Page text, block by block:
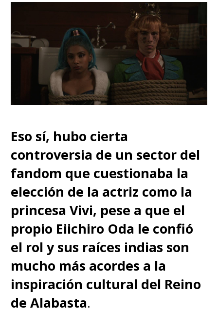
Eso sí, hubo cierta
controversia de un sector del
fandom que cuestionaba la
elección de la actriz como la
princesa Vivi, pese a que el
propio Eiichiro Oda le confió
el rol y sus raíces indias son
mucho más acordes a la
inspiración cultural del Reino
de Alabasta.